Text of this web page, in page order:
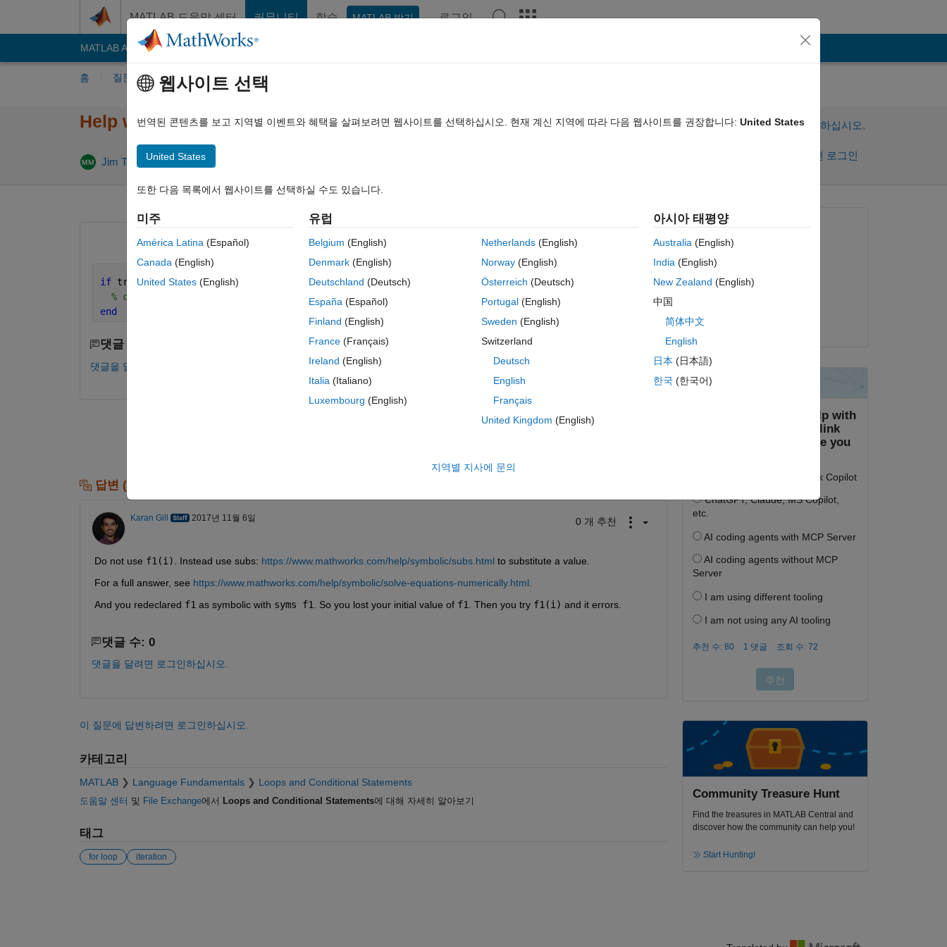
MATLAB 도움말 센터 커뮤니티 학습 MATLAB 받기 로그인
MATLAB Answers File Exchange
홈 질문하기 답변하기 찾아보기
Help with iterating to get one final value with for loop
Jim Tom 2017 11월 6
이 질문에 답변하려면 로그인하십시오.
활동을 팔로우하려면 로그인
MATLAB Online에서 열기 0 개 추천
if true
% code
end
댓글 수: 0
댓글을 달려면 로그인하십시오.
이 질문에 답변하려면 로그인하십시오.
답변 (1개)
Karan Gill 2017년 11월 6일 0 개 추천
Do not use f1(i) . Instead use subs: https://www.mathworks.com/help/symbolic/subs.html to substitute a value.
For a full answer, see https://www.mathworks.com/help/symbolic/solve-equations-numerically.html
And you redeclared f1 as symbolic with syms f1 . So you lost your initial value of f1 . Then you try f1(i) and it errors.
댓글 수: 0
댓글을 달려면 로그인하십시오.
이 질문에 답변하려면 로그인하십시오.
카테고리
MATLAB Language Fundamentals Loops and Conditional Statements
도움말 센터 및 File Exchange에서 Loops and Conditional Statements에 대해 자세히 알아보기
태그
for loop iteration
질문:
Jim Tom
2017년 11월 6일
편집:
2017년 11월 6일
Community Treasure Hunt
Find the treasures in MATLAB Central and
discover how the community can help you!
Start Hunting!
웹사이트 선택
번역된 콘텐츠를 보고 지역별 이벤트와 혜택을 살펴보려면 웹사이트를 선택하십시오. 현재 계신 지역에 따라 다음 웹사이트를 권장합니다: United States
United States
또한 다음 목록에서 웹사이트를 선택하실 수도 있습니다.
미주
América Latina (Español)
Canada (English)
United States (English)
유럽
Belgium (English)
Denmark (English)
Deutschland (Deutsch)
España (Español)
Finland (English)
France (Français)
Ireland (English)
Italia (Italiano)
Luxembourg (English)
Netherlands(English)
Norway(English)
Österreich (Deutsch)
Portugal(English)
Sweden (English)
Switzerland
Deutsch
English
Français
United Kingdom (English)
아시아 태평양
Australia(English)
India(English)
New Zealand (English)
中国
简体中文
English
日本 (日本語)
한국 (한국어)
지역별 지사에 문의